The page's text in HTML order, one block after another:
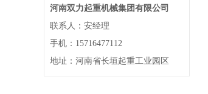
河南双力起重机械集团有限公司
联系人：安经理
手机：15716477112
地址：河南省长垣起重工业园区